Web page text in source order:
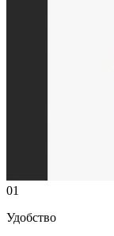
01
Удобство